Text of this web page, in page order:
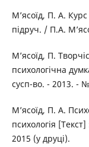
М’ясоїд, П. А. Курс
підруч. / П.А.
М’ясоїд, П.
психологічна
сусп-во. - 2013. -
М’ясоїд, П. А.
психологія
2015 (у друці).